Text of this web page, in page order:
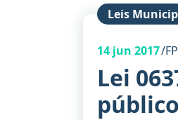
Leis
14 jun 2017
Lei